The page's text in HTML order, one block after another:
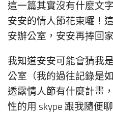
這一篇其實沒有什麼文
安安的情人節花束囉！
安辦公室，安安再捧回
我知道安安可能會猜我
公室（我的過往記錄是
透露情人節有什麼計畫
性的用 skype 跟我隨便